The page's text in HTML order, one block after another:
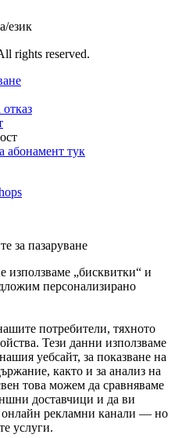
език
rights reserved.
абонамент тук
за пазаруване
използваме „бисквитки“ и
персонализирано
потребители, тяхното
Тези данни използваме
уебсайт, за показване на
както и за анализ на
това можем да сравняваме
доставчици и да ви
онлайн рекламни канали — но
услуги.